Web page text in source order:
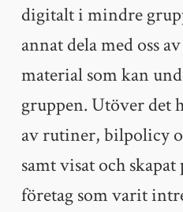
digitalt i mindre
annat dela med oss
material som kan
gruppen. Utöver det
av rutiner, bilpolicy
samt visat och
företag som varit